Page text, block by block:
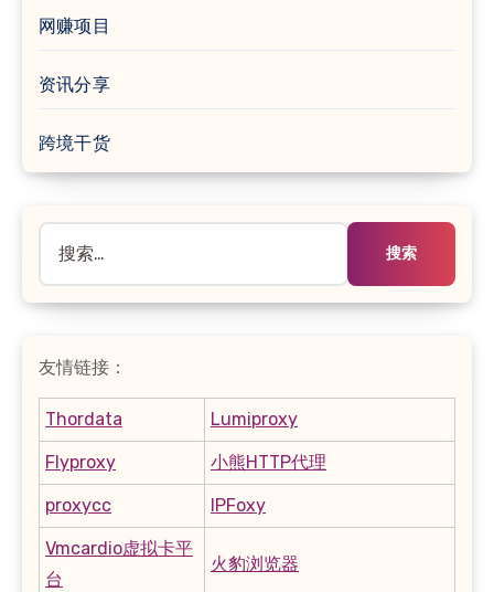
网赚项目
资讯分享
跨境干货
索：
友情链接：
Thordata Lumiproxy
Flyproxy 小熊HTTP代理
proxycc IPFoxy
Vmcardio虚拟卡平
台
火豹浏览器